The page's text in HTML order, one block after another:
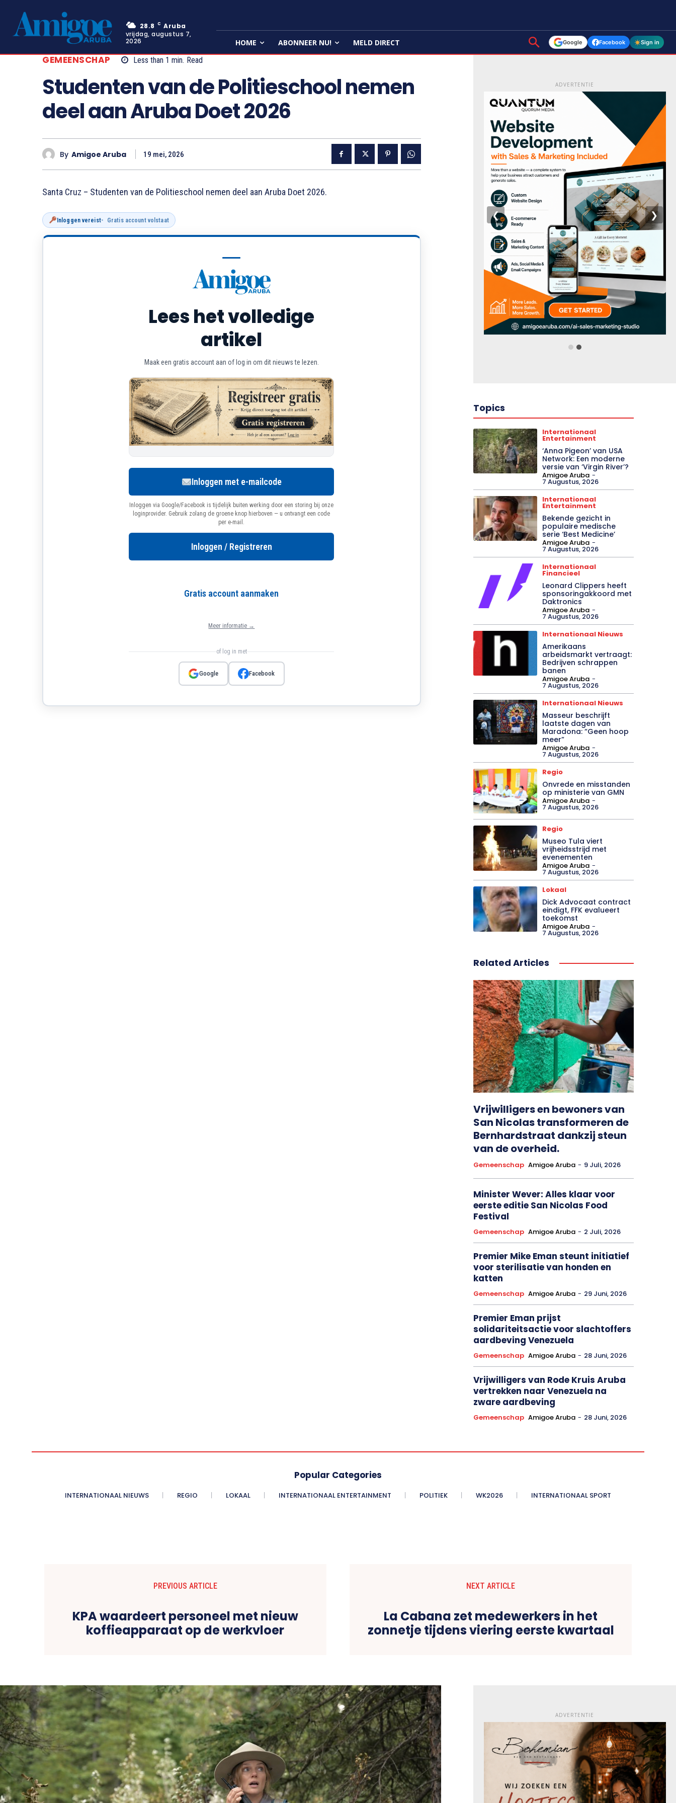
28.8 C Aruba
vrijdag, augustus 7,
2026
HOME ABONNEER NU! MELD DIRECT Google Facebook Sign in
GEMEENSCHAP Less than 1 min. Read
Studenten van de Politieschool nemen
deel aan Aruba Doet 2026
By Amigoe Aruba 19 mei, 2026
Santa Cruz – Studenten van de Politieschool nemen deel aan Aruba Doet 2026.
Inloggen vereist Gratis account volstaat
Lees het volledige
artikel
Maak een gratis account aan of log in om dit nieuws te lezen.
Inloggen met e-mailcode
Inloggen via Google/Facebook is tijdelijk buiten werking door een storing bij onze
loginprovider. Gebruik zolang de groene knop hierboven — u ontvangt een code
per e-mail.
Inloggen / Registreren
Gratis account aanmaken
Meer informatie →
of log in met
Google Facebook
ADVERTENTIE
❮ ❯
Topics
Internationaal
Entertainment
‘Anna Pigeon’ van USA
Network: Een moderne
versie van ‘Virgin River’?
Amigoe Aruba -
7 Augustus, 2026
Internationaal
Entertainment
Bekende gezicht in
populaire medische
serie ‘Best Medicine’
Amigoe Aruba -
7 Augustus, 2026
Internationaal
Financieel
Leonard Clippers heeft
sponsoringakkoord met
Daktronics
Amigoe Aruba -
7 Augustus, 2026
Internationaal Nieuws
Amerikaans
arbeidsmarkt vertraagt:
Bedrijven schrappen
banen
Amigoe Aruba -
7 Augustus, 2026
Internationaal Nieuws
Masseur beschrijft
laatste dagen van
Maradona: “Geen hoop
meer”
Amigoe Aruba -
7 Augustus, 2026
Regio
Onvrede en misstanden
op ministerie van GMN
Amigoe Aruba -
7 Augustus, 2026
Regio
Museo Tula viert
vrijheidsstrijd met
evenementen
Amigoe Aruba -
7 Augustus, 2026
Lokaal
Dick Advocaat contract
eindigt, FFK evalueert
toekomst
Amigoe Aruba -
7 Augustus, 2026
Related Articles
Vrijwilligers en bewoners van
San Nicolas transformeren de
Bernhardstraat dankzij steun
van de overheid.
Gemeenschap Amigoe Aruba - 9 Juli, 2026
Minister Wever: Alles klaar voor
eerste editie San Nicolas Food
Festival
Gemeenschap Amigoe Aruba - 2 Juli, 2026
Premier Mike Eman steunt initiatief
voor sterilisatie van honden en
katten
Gemeenschap Amigoe Aruba - 29 Juni, 2026
Premier Eman prijst
solidariteitsactie voor slachtoffers
aardbeving Venezuela
Gemeenschap Amigoe Aruba - 28 Juni, 2026
Vrijwilligers van Rode Kruis Aruba
vertrekken naar Venezuela na
zware aardbeving
Gemeenschap Amigoe Aruba - 28 Juni, 2026
Popular Categories
INTERNATIONAAL NIEUWS REGIO LOKAAL INTERNATIONAAL ENTERTAINMENT POLITIEK WK2026 INTERNATIONAAL SPORT
PREVIOUS ARTICLE
KPA waardeert personeel met nieuw
koffieapparaat op de werkvloer
NEXT ARTICLE
La Cabana zet medewerkers in het
zonnetje tijdens viering eerste kwartaal